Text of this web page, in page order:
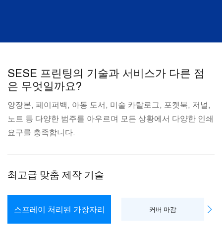
SESE 프린팅의 기술과 서비스가 다른 점
은 무엇일까요?
양장본, 페이퍼백, 아동 도서, 미술 카탈로그, 포켓북, 저널,
노트 등 다양한 범주를 아우르며 모든 상황에서 다양한 인쇄
요구를 충족합니다.
최고급 맞춤 제작 기술
스프레이 처리된 가장자리 커버 마감